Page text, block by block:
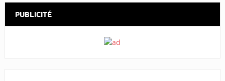
PUBLICITÉ